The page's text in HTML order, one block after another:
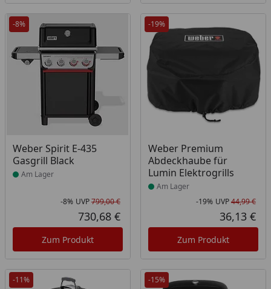
-8%
Weber Spirit E-435
Gasgrill Black
Produkt am Lager
Am Lager
Rabatt in Prozent
-8%
Ursprünglicher Preis
UVP799,00 €
Aktueller Preis
730,68 €
Zum Produkt
-19%
Weber Premium
Abdeckhaube für
Lumin Elektrogrills
Produkt am Lager
Am Lager
-19% UVP44,99 €
36,13 €
Zum Produkt
-11% -15%